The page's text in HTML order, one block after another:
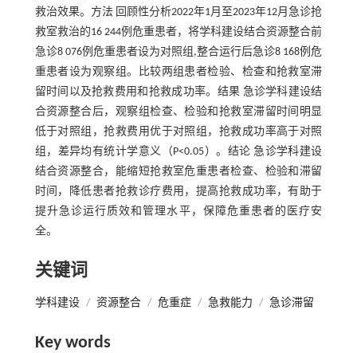
救治效果。方法 回顾性分析2022年1月至2023年12月急诊抢
救室救治的16 244例危重患者，将学科建设结合资源整合前
急诊8 076例危重患者设为对照组,整合运行后急诊8 168例危
重患者设为观察组。比较两组患者检验、检查和抢救室滞
留时间以及抢救费用和抢救成功率。结果 急诊学科建设结
合资源整合后，观察组检查、检验和抢救室滞留时间明显
低于对照组，抢救费用优于对照组，抢救成功率高于对照
组，差异均有统计学意义（P<0.05）。结论 急诊学科建设
结合资源整合，能缩短抢救室危重患者检查、检验和滞留
时间，降低患者抢救诊疗费用，提高抢救成功率，有助于
提升急诊运行质效和管理水平，保障危重患者的医疗安
全。
关键词
学科建设 / 资源整合 / 危重症 / 急救能力 / 急诊滞留
Key words